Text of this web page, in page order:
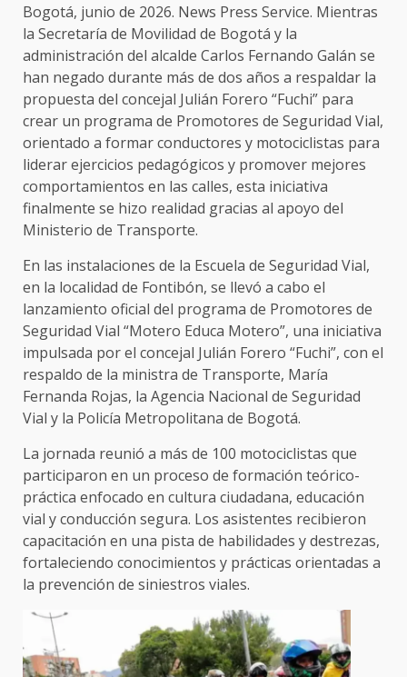
Bogotá, junio de 2026. News Press Service. Mientras
la Secretaría de Movilidad de Bogotá y la
administración del alcalde Carlos Fernando Galán se
han negado durante más de dos años a respaldar la
propuesta del concejal Julián Forero “Fuchi” para
crear un programa de Promotores de Seguridad Vial,
orientado a formar conductores y motociclistas para
liderar ejercicios pedagógicos y promover mejores
comportamientos en las calles, esta iniciativa
finalmente se hizo realidad gracias al apoyo del
Ministerio de Transporte.
En las instalaciones de la Escuela de Seguridad Vial,
en la localidad de Fontibón, se llevó a cabo el
lanzamiento oficial del programa de Promotores de
Seguridad Vial “Motero Educa Motero”, una iniciativa
impulsada por el concejal Julián Forero “Fuchi”, con el
respaldo de la ministra de Transporte, María
Fernanda Rojas, la Agencia Nacional de Seguridad
Vial y la Policía Metropolitana de Bogotá.
La jornada reunió a más de 100 motociclistas que
participaron en un proceso de formación teórico-
práctica enfocado en cultura ciudadana, educación
vial y conducción segura. Los asistentes recibieron
capacitación en una pista de habilidades y destrezas,
fortaleciendo conocimientos y prácticas orientadas a
la prevención de siniestros viales.